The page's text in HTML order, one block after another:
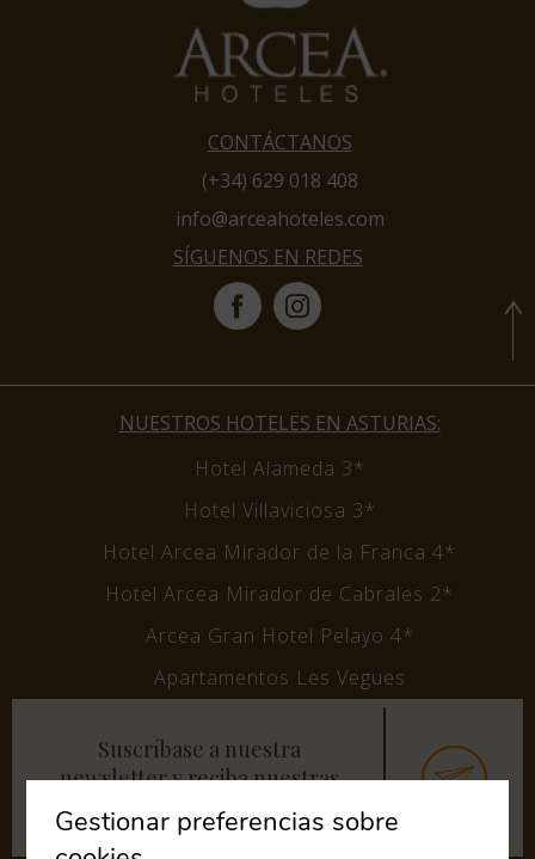
CONTÁCTANOS
(+34) 629 018 408
info@arceahoteles.com
SÍGUENOS EN REDES
NUESTROS HOTELES EN ASTURIAS:
Hotel Alameda 3*
Hotel Villaviciosa 3*
Hotel Arcea Mirador de la Franca 4*
Hotel Arcea Mirador de Cabrales 2*
Arcea Gran Hotel Pelayo 4*
Apartamentos Les Vegues
Suscríbase a nuestra
newsletter y reciba nuestras
últimas noticias y ofertas
Gestionar preferencias sobre